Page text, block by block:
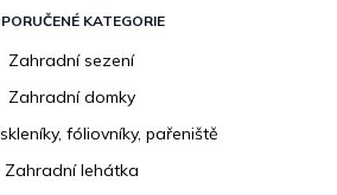
KATEGORIE
Zahradní sezení
Zahradní domky
fóliovníky, pařeniště
Zahradní lehátka